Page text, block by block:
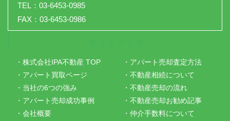
TEL：03-6453-0985
FAX：03-6453-0986
・株式会社IPA不動産 TOP
・アパート買取ページ
・当社の6つの強み
・アパート売却成功事例
・会社概要
・アパート売却査定方法
・不動産相続について
・不動産売却の流れ
・不動産売却お勧め記事
・仲介手数料について